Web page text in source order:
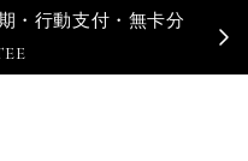
・新加坡・馬來西亞